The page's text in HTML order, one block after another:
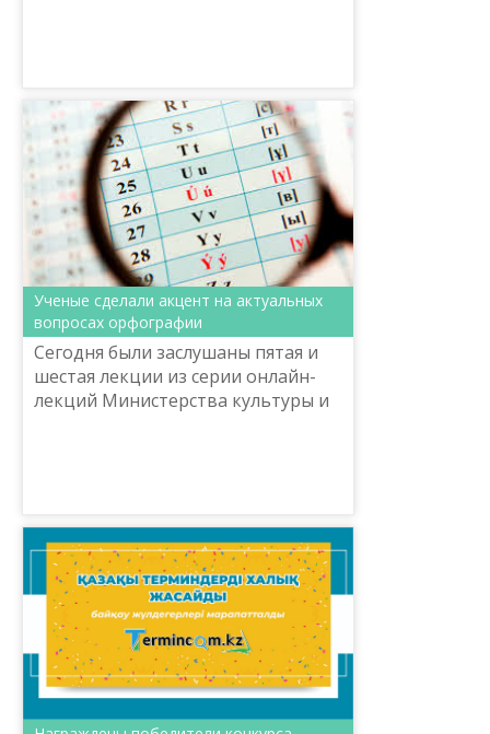
Ученые сделали акцент на актуальных
вопросах орфографии
Сегодня были заслушаны пятая и
шестая лекции из серии онлайн-
лекций Министерства культуры и